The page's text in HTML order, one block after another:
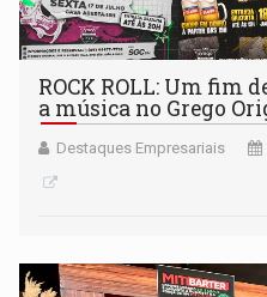
ROCK ROLL: Um fim
a música no Grego
Destaques Empresariais